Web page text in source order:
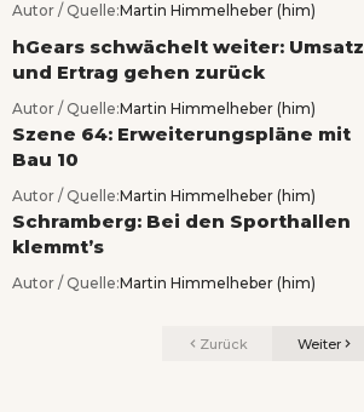
Autor / Quelle:Martin Himmelheber (him)
hGears schwächelt weiter: Umsatz
und Ertrag gehen zurück
Autor / Quelle:Martin Himmelheber (him)
Szene 64: Erweiterungspläne mit
Bau 10
Autor / Quelle:Martin Himmelheber (him)
Schramberg: Bei den Sporthallen
klemmt’s
Autor / Quelle:Martin Himmelheber (him)
Zurück Weiter